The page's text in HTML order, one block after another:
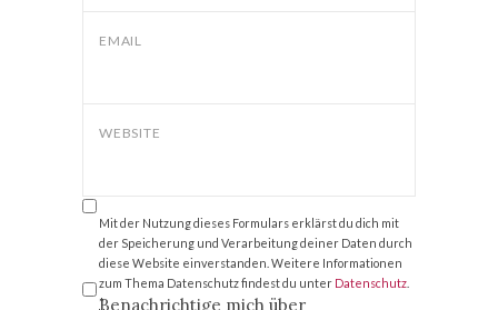
EMAIL
WEBSITE
Mit der Nutzung dieses Formulars erklärst du dich mit
der Speicherung und Verarbeitung deiner Daten durch
diese Website einverstanden. Weitere Informationen
zum Thema Datenschutz findest du unter Datenschutz
*
Benachrichtige mich über